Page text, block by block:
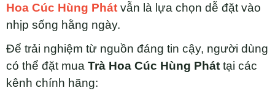
Hoa Cúc Hùng Phát vẫn là lựa chọn dễ đặt vào
nhịp sống hằng ngày.
Để trải nghiệm từ nguồn đáng tin cậy, người dùng
có thể đặt mua Trà Hoa Cúc Hùng Phát tại các
kênh chính hãng: